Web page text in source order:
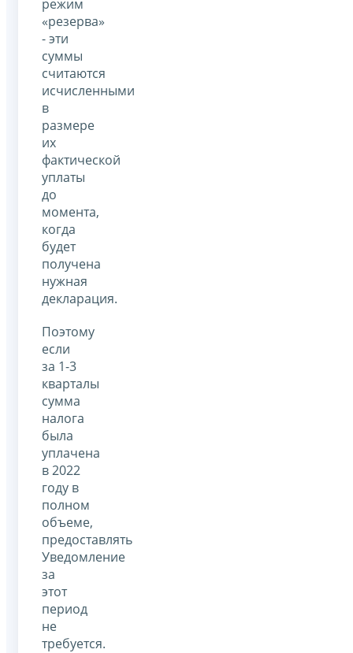
режим
«резерва»
- эти
суммы
считаются
исчисленными
в
размере
их
фактической
уплаты
до
момента,
когда
будет
получена
нужная
декларация.
Поэтому
если
за 1-3
кварталы
сумма
налога
была
уплачена
в 2022
году в
полном
объеме,
предоставлять
Уведомление
за
этот
период
не
требуется.